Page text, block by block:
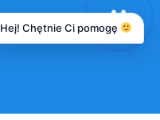
Hej! Chętnie Ci pomogę